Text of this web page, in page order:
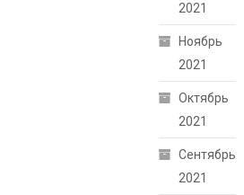
2021
Ноябрь
2021
Октябрь
2021
Сентябрь
2021